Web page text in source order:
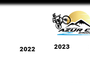
2022 2023